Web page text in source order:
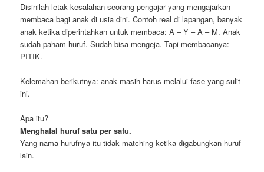
Disinilah letak kesalahan seorang pengajar yang mengajarkan
membaca bagi anak di usia dini. Contoh real di lapangan, banyak
anak ketika diperintahkan untuk membaca: A – Y – A – M. Anak
sudah paham huruf. Sudah bisa mengeja. Tapi membacanya:
PITIK.
Kelemahan berikutnya: anak masih harus melalui fase yang sulit
ini.
Apa itu?
Menghafal huruf satu per satu.
Yang nama hurufnya itu tidak matching ketika digabungkan huruf
lain.